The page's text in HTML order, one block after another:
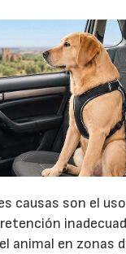
causas son el
animal en zonas